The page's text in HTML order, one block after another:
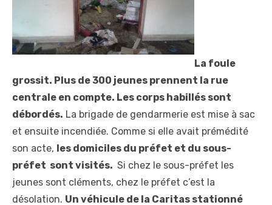
La foule
grossit. Plus de 300 jeunes prennent la rue
centrale en compte. Les corps habillés sont
débordés. La brigade de gendarmerie est mise à sac
et ensuite incendiée. Comme si elle avait prémédité
son acte, les domiciles du préfet et du sous-
préfet sont visités. Si chez le sous-préfet les
jeunes sont cléments, chez le préfet c’est la
désolation. Un véhicule de la Caritas stationné